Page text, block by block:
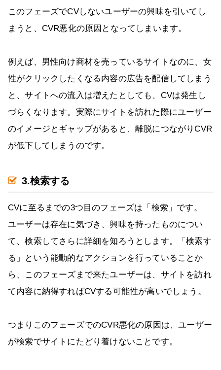
このフェーズでCVしないユーザーの興味を引いてし
まうと、CVR悪化の原因となってしまいます。
例えば、男性向け商材を売っているサイトなのに、女
性がクリックしたくなる内容の広告を配信してしまう
と、サイトへの流入は増えたとしても、CVは発生し
づらくなります。実際にサイトを訪れた際にユーザー
のイメージとギャップがあると、離脱につながりCVR
が低下してしまうのです。
3.検索する
CVに至るまでの3つ目のフェーズは「検索」です。
ユーザーは存在に気づき、興味を持ったものについ
て、検索してさらに詳細を知ろうとします。「検索す
る」という能動的なアクションを行っていることか
ら、このフェーズまで来たユーザーは、サイトを訪れ
て内容に納得すればCVする可能性が高いでしょう。
つまりこのフェーズでのCVR悪化の原因は、ユーザー
が検索でサイトにたどり着けないことです。